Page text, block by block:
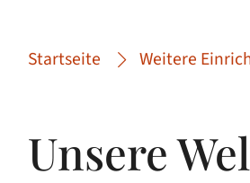
Startseite Weitere
Unsere